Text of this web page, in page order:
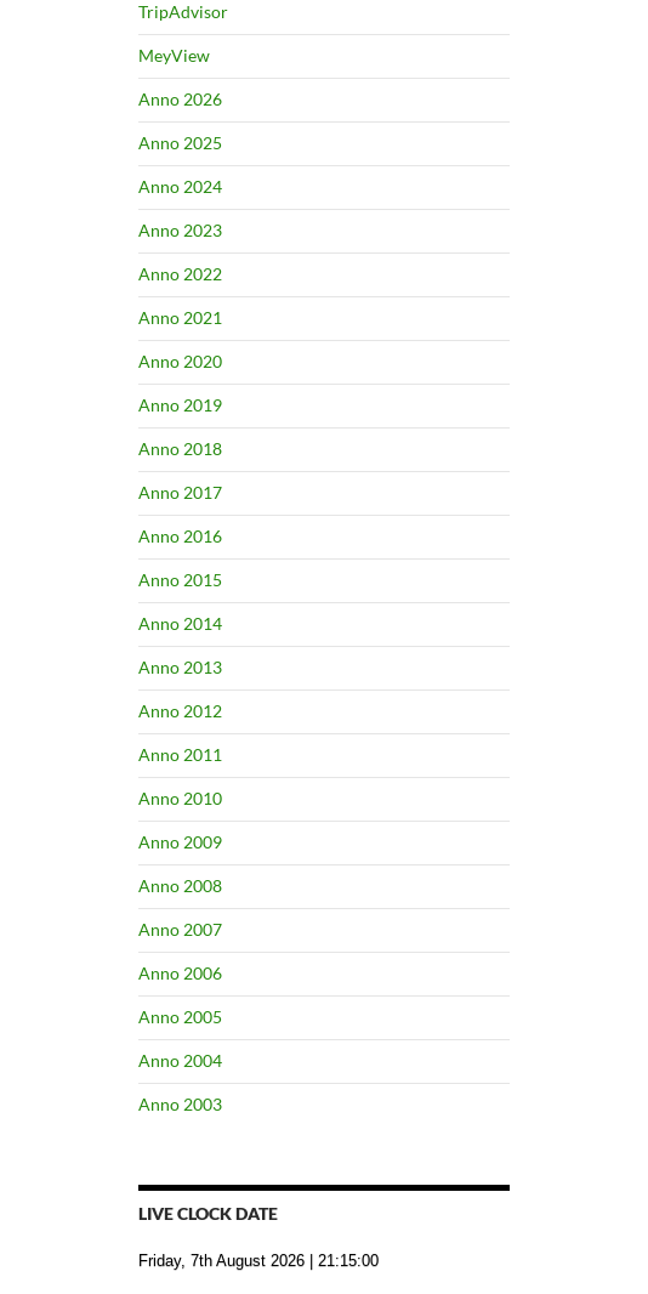
TripAdvisor
MeyView
Anno 2026
Anno 2025
Anno 2024
Anno 2023
Anno 2022
Anno 2021
Anno 2020
Anno 2019
Anno 2018
Anno 2017
Anno 2016
Anno 2015
Anno 2014
Anno 2013
Anno 2012
Anno 2011
Anno 2010
Anno 2009
Anno 2008
Anno 2007
Anno 2006
Anno 2005
Anno 2004
Anno 2003
LIVE CLOCK DATE
Friday, 7th August 2026 | 21:15:01